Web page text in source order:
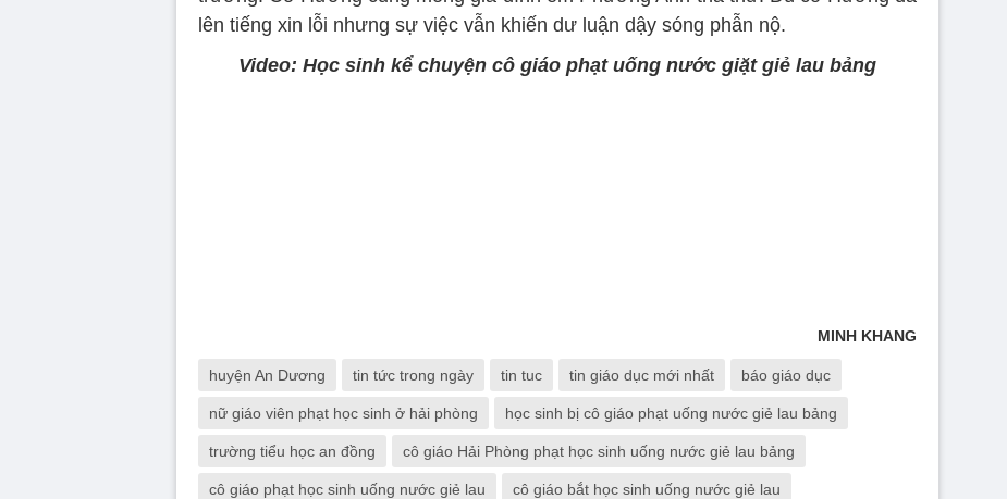
lên tiếng xin lỗi nhưng sự việc vẫn khiến dư luận dậy sóng phẫn nộ.
Video: Học sinh kể chuyện cô giáo phạt uống nước giặt giẻ lau bảng
MINH KHANG
huyện An Dương tin tức trong ngày tin tuc tin giáo dục mới nhất báo giáo dục
nữ giáo viên phạt học sinh ở hải phòng học sinh bị cô giáo phạt uống nước giẻ lau bảng
trường tiểu học an đồng cô giáo Hải Phòng phạt học sinh uống nước giẻ lau bảng
cô giáo phạt học sinh uống nước giẻ lau cô giáo bắt học sinh uống nước giẻ lau